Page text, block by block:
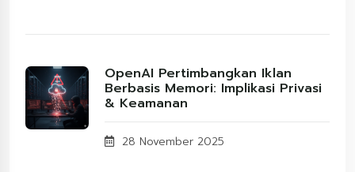
OpenAI Pertimbangkan Iklan
Berbasis Memori: Implikasi Privasi
& Keamanan
28 November 2025